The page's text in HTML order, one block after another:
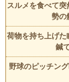
スルメを食べて
勢の
荷物を持ち上げ
鍼
野球のピッチン